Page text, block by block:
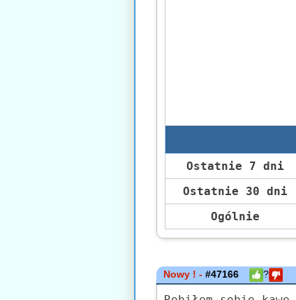
Ostatnie 7 dni
Ostatnie 30 dni
Ogólnie
Nowy ! -#47166 ?